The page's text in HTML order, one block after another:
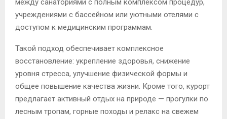
между санаториями с полным комплексом процедур,
учреждениями с бассейном или уютными отелями с
доступом к медицинским программам.
Такой подход обеспечивает комплексное
восстановление: укрепление здоровья, снижение
уровня стресса, улучшение физической формы и
общее повышение качества жизни. Кроме того, курорт
предлагает активный отдых на природе — прогулки по
лесным тропам, горные походы и релакс на свежем